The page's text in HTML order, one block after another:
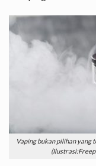
Vaping bukan pilihan yang